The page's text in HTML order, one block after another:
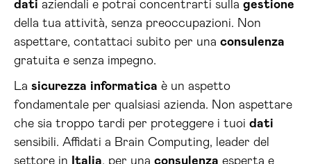
dati aziendali e potrai concentrarti sulla gestione
della tua attività, senza preoccupazioni. Non
aspettare, contattaci subito per una consulenza
gratuita e senza impegno.
La sicurezza informatica è un aspetto
fondamentale per qualsiasi azienda. Non aspettare
che sia troppo tardi per proteggere i tuoi dati
sensibili. Affidati a Brain Computing, leader del
settore in
Italia, per una consulenza esperta e